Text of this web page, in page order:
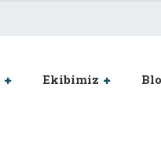
Ekibimiz